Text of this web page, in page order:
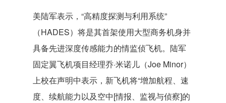
美陆军表示，“高精度探测与利用系统”
（HADES）将是其首架使用大型商务机身并
具备先进深度传感能力的情监侦飞机。陆军
固定翼飞机项目经理乔·米诺儿（Joe Minor）
上校在声明中表示，新飞机将“增加航程、速
度、续航能力以及空中[情报、监视与侦察]的